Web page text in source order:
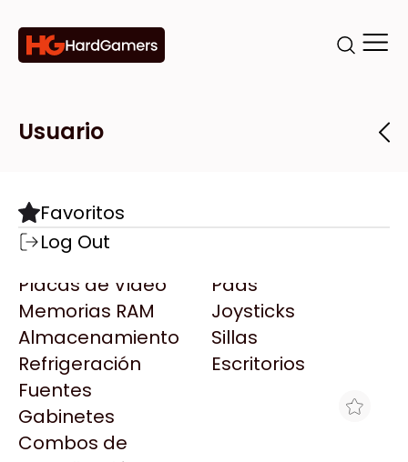
Categorías
Componentes
Motherboards
Microprocesadores
Placas de Video
Memorias RAM
Almacenamiento
Refrigeración
Fuentes
Gabinetes
Combos de
Pads
Joysticks
Sillas
Escritorios
Marcas
Todas las Marcas
AMD
AULA
Acer
Adata
AeroCool
Antec
Arkham
Tiendas
Destacadas
Usuario
Favoritos
Log Out
NOTEBOOK DELL 15.6 15250 CORE I5